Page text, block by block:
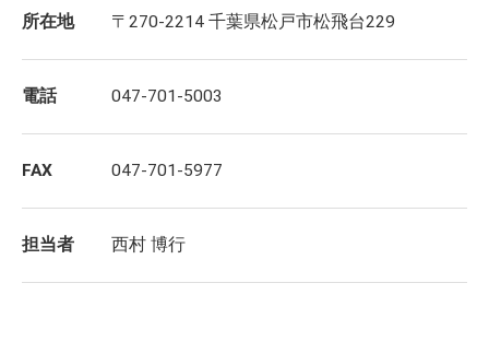
所在地 〒270-2214 千葉県松戸市松飛台229
電話 047-701-5003
FAX 047-701-5977
担当者 西村 博行